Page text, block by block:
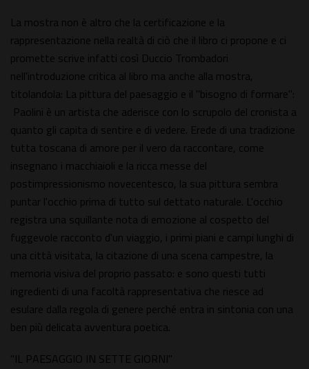
La mostra non è altro che la certificazione e la
rappresentazione nella realtà di ciò che il libro ci propone e ci
promette scrive infatti così Duccio Trombadori
nell'introduzione critica al libro ma anche alla mostra,
titolandola: La pittura del paesaggio e il "bisogno di formare":
Paolini è un artista che aderisce con lo scrupolo del cronista a
quanto gli capita di sentire e di vedere. Erede di una tradizione
tutta toscana di amore per il vero da raccontare, come
insegnano i macchiaioli e la ricca messe del
postimpressionismo novecentesco, la sua pittura sembra
puntar l'occhio prima di tutto sul dettato naturale. L'occhio
registra una squillante nota di emozione al cospetto del
fuggevole racconto d'un viaggio, i primi piani e campi lunghi di
una città visitata, la citazione di una scena campestre, la
memoria visiva del proprio passato: e sono questi tutti
ingredienti di una facoltà rappresentativa che riesce ad
esulare dalla regola di genere perché entra in sintonia con una
ben più delicata avventura poetica.
"IL PAESAGGIO IN SETTE GIORNI"